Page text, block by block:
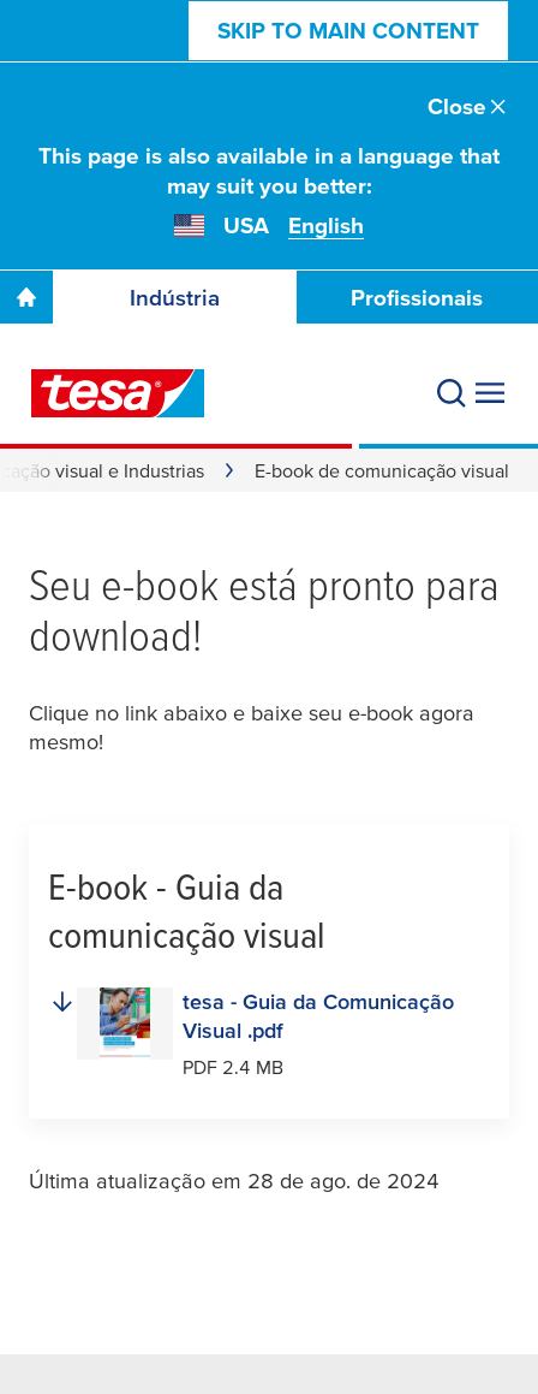
SKIP TO MAIN CONTENT
This page is also available in a language that
may suit you better:
USA
English
Close
Indústria Profissionais
visual e Industrias E-book de comunicação visual
Seu e-book está pronto para
download!
Clique no link abaixo e baixe seu e-book agora
mesmo!
E-book - Guia da
comunicação visual
tesa - Guia da Comunicação
Visual .pdf
PDF 2.4 MB
Última atualização em 28 de ago. de 2024